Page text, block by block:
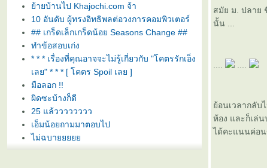
้ายบ้านไป Khajochi.com จ้า
10 อันดับ ผู้ทรงอิทธิพลต่อวงการคอมพิวเตอร์
## เกร็ดเล็กเกร็ดน้อย Seasons Change ##
ทำข้อสอบเก่ง
* * * เรื่องที่คุณอาจจะไม่รู้เกี่ยวกับ "โคตรรักเอ็ง
เลย" * * * [ โคตร Spoil เลย ]
มือลอก !!
ผิดซะบ้างก็ดี
25 แล้วววววววว
เอ็มน้อยถามมาตอบไป
ไม่ฉบา
สมัย ม. ปลาย
นั้น ...
อนเวลากลับไ
ห้อง และก็เล่
ได้คะแนนค่อน